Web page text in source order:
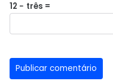
12 − três =